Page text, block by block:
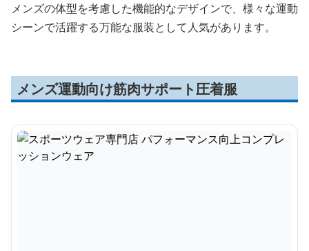
メンズの体型を考慮した機能的なデザインで、様々な運動
シーンで活躍する万能な服装として人気があります。
メンズ運動向け筋肉サポート圧着服